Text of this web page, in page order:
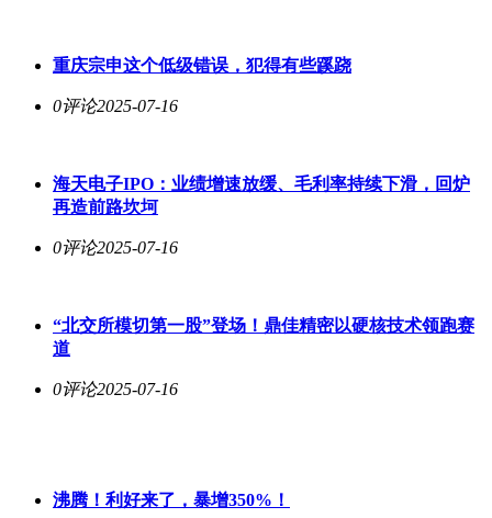
重庆宗申这个低级错误，犯得有些蹊跷
0评论2025-07-16
海天电子IPO：业绩增速放缓、毛利率持续下滑，回炉
再造前路坎坷
0评论2025-07-16
“北交所模切第一股”登场！鼎佳精密以硬核技术领跑赛
道
0评论2025-07-16
沸腾！利好来了，暴增350%！